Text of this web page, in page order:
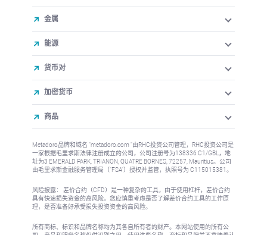
金属
能源
货币对
加密货币
商品
Metadoro品牌和域名 "metadoro.com "由RHC投资公司管理，RHC投资公司是
一家根据毛里求斯法律注册成立的公司，公司注册号为138336 C1/GBL，地
址为3 EMERALD PARK, TRIANON, QUATRE BORNES, 72257, Mauritius。公司
由毛里求斯金融服务管理局（"FSA"）授权并监管，执照号为 C115015381。
风险披露： 差价合约（CFD）是一种复杂的工具，由于使用杠杆，差价合约
具有快速损失资金的高风险。您应慎重考虑是否了解差价合约工具的工作原
理，是否准备好承受损失投资资金的高风险。
所有商标、标识和品牌名称均为其各自所有者的财产。本网站使用的所有公